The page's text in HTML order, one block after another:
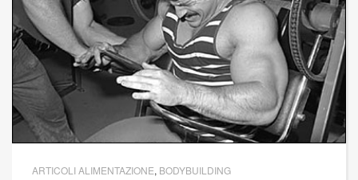
ARTICOLI ALIMENTAZIONE, BODYBUILDING